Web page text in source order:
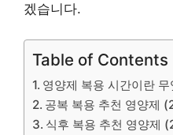
겠습니다.
Table of Contents
영양제 복용 시간이란
공복 복용 추천 영양제
식후 복용 추천 영양제